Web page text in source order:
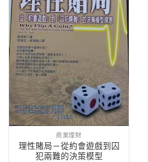
商業理財
理性賭局－從約會遊戲到囚
犯兩難的決策模型